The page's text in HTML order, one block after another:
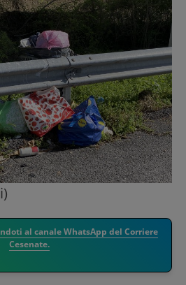
al canale WhatsApp del Corriere
Cesenate.